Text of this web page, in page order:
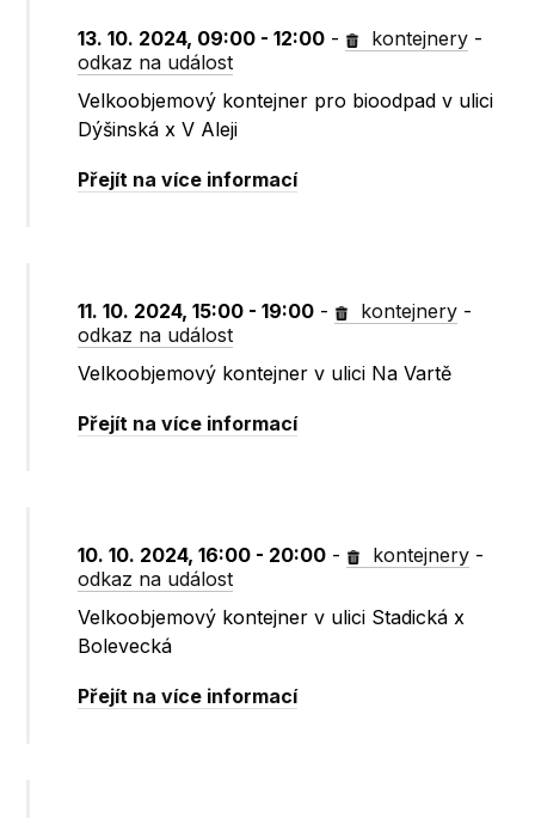
13. 10. 2024, 09:00 - 12:00 - kontejnery -
odkaz na událost
Velkoobjemový kontejner pro bioodpad v ulici
Dýšinská x V Aleji
Přejít na více informací
11. 10. 2024, 15:00 - 19:00 - kontejnery -
odkaz na událost
Velkoobjemový kontejner v ulici Na Vartě
Přejít na více informací
10. 10. 2024, 16:00 - 20:00 - kontejnery -
odkaz na událost
Velkoobjemový kontejner v ulici Stadická x
Bolevecká
Přejít na více informací